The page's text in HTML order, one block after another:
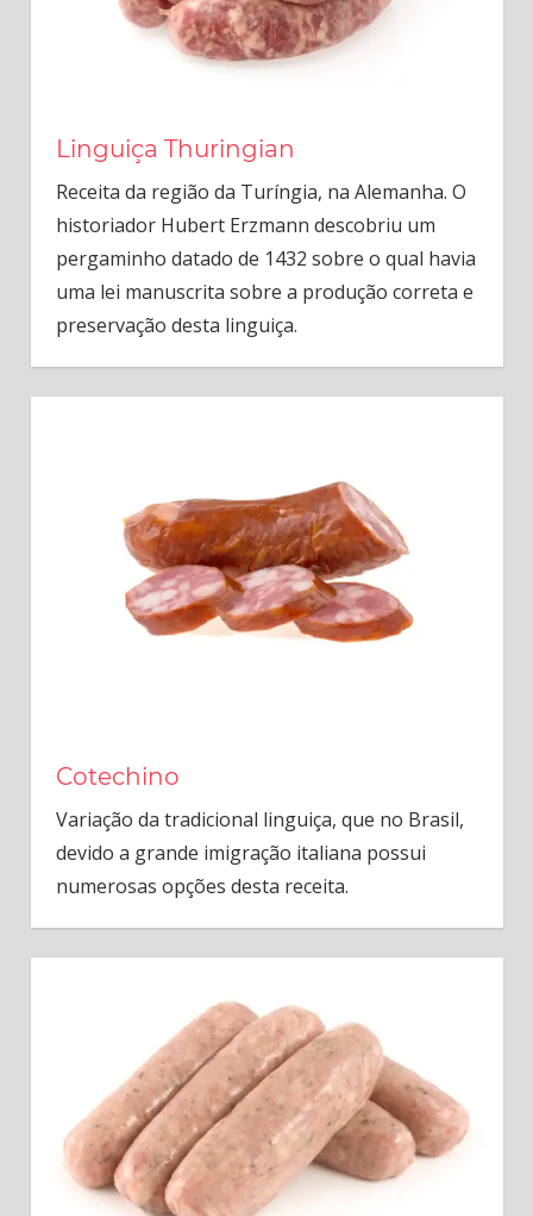
Linguiça Thuringian
Receita da região da Turíngia, na Alemanha. O
historiador Hubert Erzmann descobriu um
pergaminho datado de 1432 sobre o qual havia
uma lei manuscrita sobre a produção correta e
preservação desta linguiça.
Cotechino
Variação da tradicional linguiça, que no Brasil,
devido a grande imigração italiana possui
numerosas opções desta receita.